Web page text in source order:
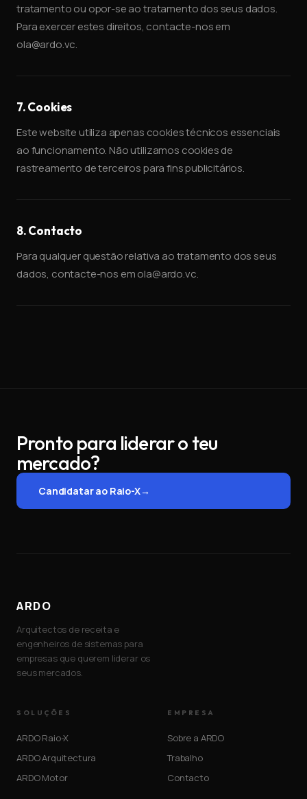
tratamento ou opor-se ao tratamento dos seus dados.
Para exercer estes direitos, contacte-nos em
ola@ardo.vc.
7. Cookies
Este website utiliza apenas cookies técnicos essenciais
ao funcionamento. Não utilizamos cookies de
rastreamento de terceiros para fins publicitários.
8. Contacto
Para qualquer questão relativa ao tratamento dos seus
dados, contacte-nos em ola@ardo.vc.
Pronto para liderar o teu
mercado?
Candidatar ao Raio-X→
ARDO
Arquitectos de receita e
engenheiros de sistemas para
empresas que querem liderar os
seus mercados.
SOLUÇÕES
ARDO Raio-X
ARDO Arquitectura
ARDO Motor
EMPRESA
Sobre a ARDO
Trabalho
Contacto